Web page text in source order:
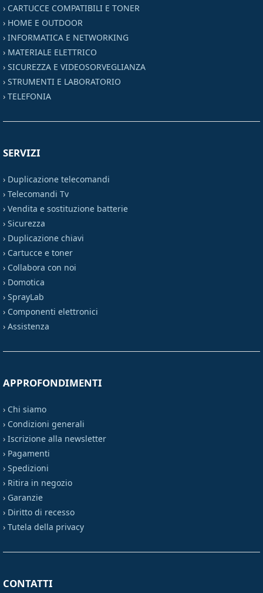
› CARTUCCE COMPATIBILI E TONER
› HOME E OUTDOOR
› INFORMATICA E NETWORKING
› MATERIALE ELETTRICO
› SICUREZZA E VIDEOSORVEGLIANZA
› STRUMENTI E LABORATORIO
› TELEFONIA
SERVIZI
› Duplicazione telecomandi
› Telecomandi Tv
› Vendita e sostituzione batterie
› Sicurezza
› Duplicazione chiavi
› Cartucce e toner
› Collabora con noi
› Domotica
› SprayLab
› Componenti elettronici
› Assistenza
APPROFONDIMENTI
› Chi siamo
› Condizioni generali
› Iscrizione alla newsletter
› Pagamenti
› Spedizioni
› Ritira in negozio
› Garanzie
› Diritto di recesso
› Tutela della privacy
CONTATTI